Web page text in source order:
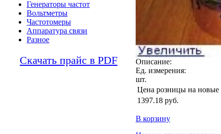
Генераторы частот
Вольтметры
Частотомеры
Аппаратура связи
Разное
Скачать прайс в PDF
Описание:
Ед. измерения:
шт.
Цена розницы на новые
1397.18 руб.
В корзину